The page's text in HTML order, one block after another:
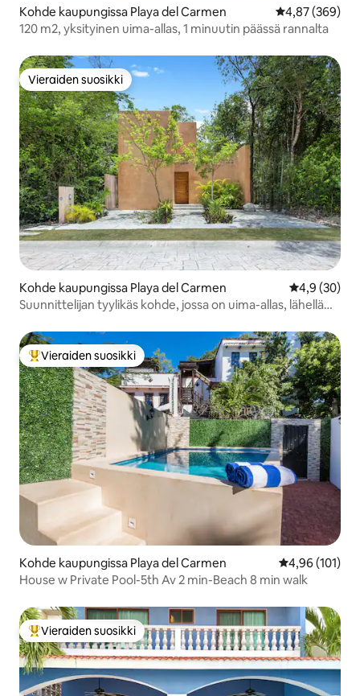
Kohde kaupungissa Playa del Carmen
4,87 (369)
120 m2, yksityinen uima-allas, 1 minuutin päässä rannalta
Vieraiden suosikki
Vieraiden suosikki
Kohde kaupungissa Playa del Carmen
4,9 (30)
Suunnittelijan tyylikäs kohde, jossa on uima-allas, lähellä
Vieraiden suosikkien parhaimmistoa
Vieraiden suosikki
Kohde kaupungissa Playa del Carmen
4,96 (101)
House w Private Pool-5th Av 2 min-Beach 8 min walk
Vieraiden suosikkien parhaimmistoa
Vieraiden suosikki